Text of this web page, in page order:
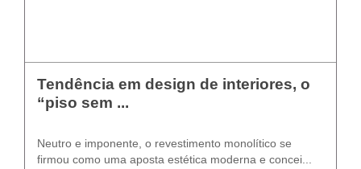
Tendência em design de interiores, o
“piso sem ...
Neutro e imponente, o revestimento monolítico se
firmou como uma aposta estética moderna e concei...